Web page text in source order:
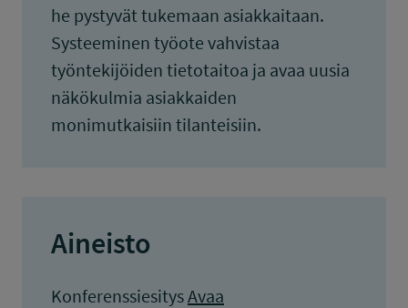
he pystyvät tukemaan asiakkaitaan.
Systeeminen työote vahvistaa
työntekijöiden tietotaitoa ja avaa uusia
näkökulmia asiakkaiden
monimutkaisiin tilanteisiin.
Aineisto
KonferenssiesitysAvaa